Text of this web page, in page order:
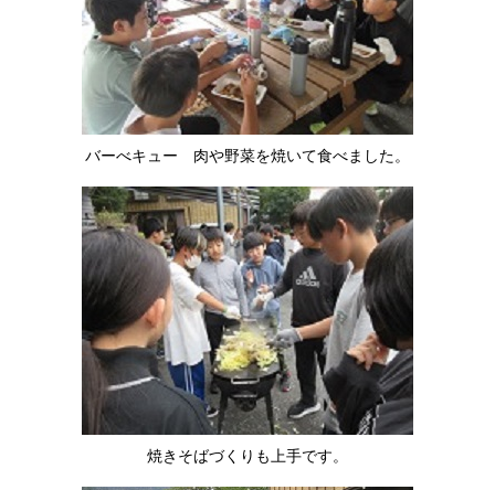
バーべキュー 肉や野菜を焼いて食べました。
焼きそばづくりも上手です。